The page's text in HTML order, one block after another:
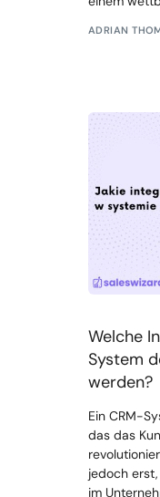
ADRIAN
Welche
System
werden?
Ein CRM-
das das
jedoch
im